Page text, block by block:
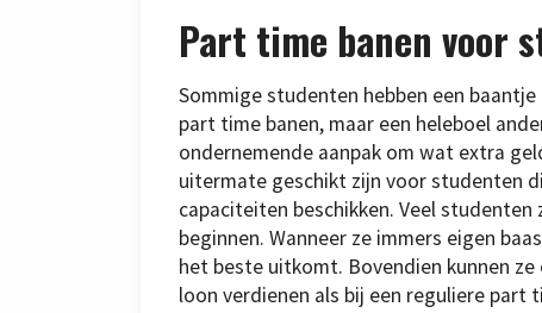
Part time banen voor
Sommige studenten hebben een
part time banen, maar een heleboel
ondernemende aanpak om wat extra
uitermate geschikt zijn voor studenten
capaciteiten beschikken. Veel
beginnen. Wanneer ze immers eigen
het beste uitkomt. Bovendien kunnen
loon verdienen als bij een reguliere part